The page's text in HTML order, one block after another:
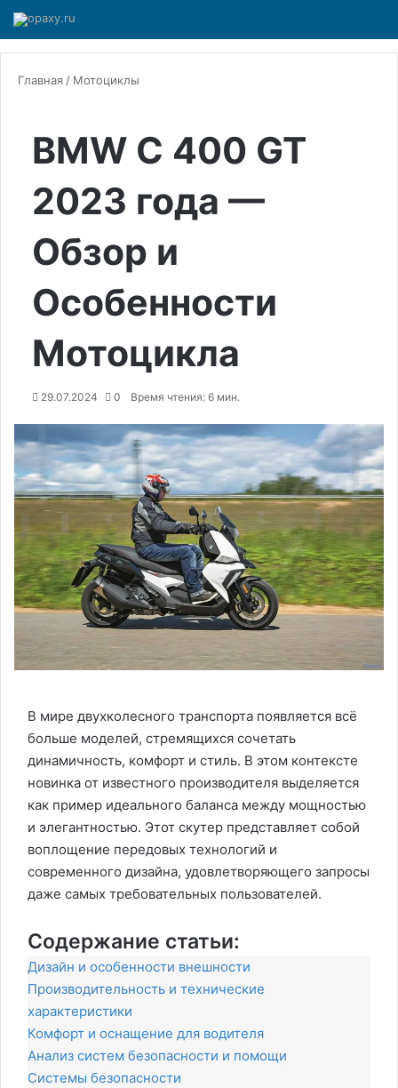
Главная / Мотоциклы
BMW C 400 GT
2023 года —
Обзор и
Особенности
Мотоцикла
29.07.2024 0 Время чтения: 6 мин.
В мире двухколесного транспорта появляется всё
больше моделей, стремящихся сочетать
динамичность, комфорт и стиль. В этом контексте
новинка от известного производителя выделяется
как пример идеального баланса между мощностью
и элегантностью. Этот скутер представляет собой
воплощение передовых технологий и
современного дизайна, удовлетворяющего запросы
даже самых требовательных пользователей.
Содержание статьи:
Дизайн и особенности внешности
Производительность и технические
характеристики
Комфорт и оснащение для водителя
Анализ систем безопасности и помощи
Системы безопасности